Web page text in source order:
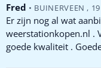
Fred • BUINERVEEN ,
Er zijn nog al wat
weerstationkopen.nl .
goede kwaliteit .